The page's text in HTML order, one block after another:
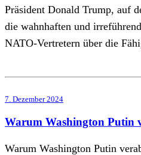
Präsident Donald Trump, auf
die wahnhaften und
NATO-Vertretern über die
7. Dezember 2024
Warum Washington Putin
Warum Washington Putin